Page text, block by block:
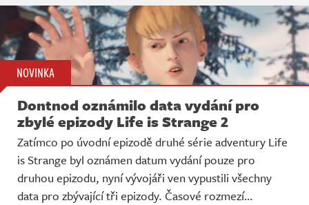
NOVINKA
Dontnod oznámilo data vydání pro
zbylé epizody Life is Strange 2
Zatímco po úvodní epizodě druhé série adventury Life
is Strange byl oznámen datum vydání pouze pro
druhou epizodu, nyní vývojáři ven vypustili všechny
data pro zbývající tři epizody. Časové rozmezí…